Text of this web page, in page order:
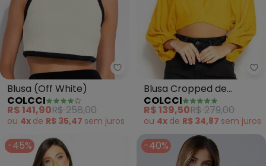
Colcci - Blusa (Off White)
Blusa (Off White)
COLCCI
R$ 141,90R$ 258,00
ou 4x de R$ 35,47 sem juros
Blusa Cropped de
Viscose (Amarelo)
COLCCI
R$ 139,50R$ 279,00
ou 4x de R$ 34,87 sem juros
-45% -40%